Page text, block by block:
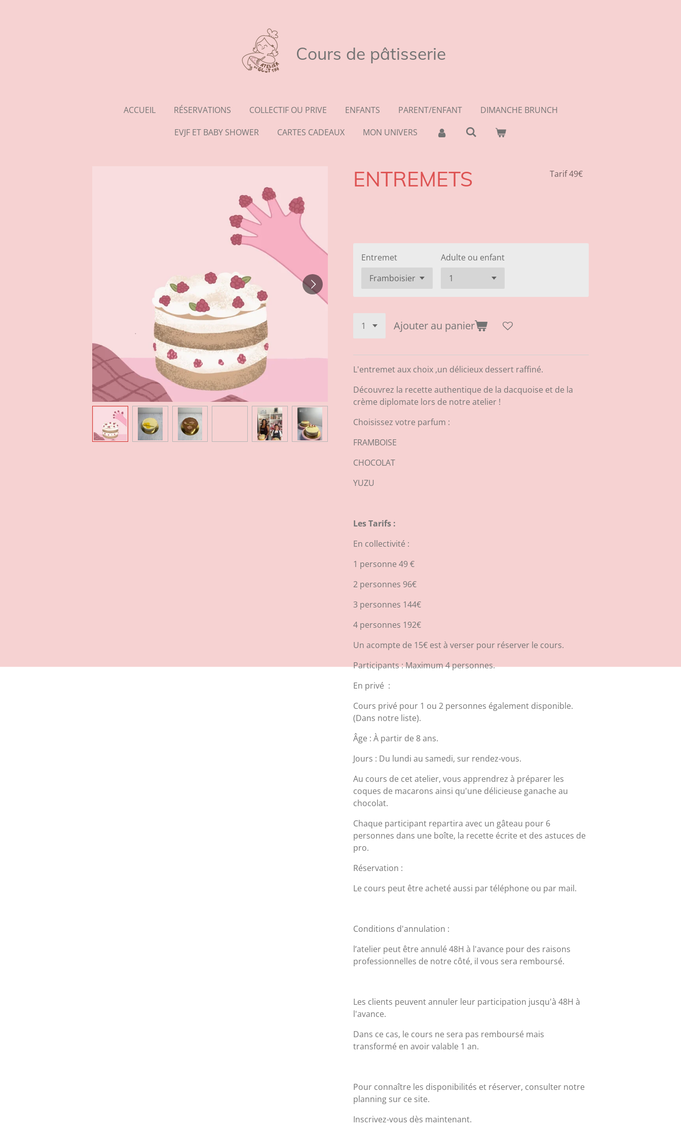
Cours de pâtisserie
ACCUEIL RÉSERVATIONS COLLECTIF OU PRIVE ENFANTS PARENT/ENFANT
DIMANCHE BRUNCH
EVJF ET BABY SHOWER
CARTES CADEAUX MON UNIVERS
ENTREMETS Tarif 49€
Entremet Adulte ou enfant
Ajouter au panier
L'entremet aux choix ,un délicieux dessert raffiné.
Découvrez la recette authentique de la dacquoise et de la
crème diplomate lors de notre atelier !
Choisissez votre parfum :
FRAMBOISE
CHOCOLAT
YUZU
Les Tarifs :
En collectivité :
1 personne 49 €
2 personnes 96€
3 personnes 144€
4 personnes 192€
Un acompte de 15€ est à verser pour réserver le cours.
Participants : Maximum 4 personnes.
En privé :
Cours privé pour 1 ou 2 personnes également disponible.
(Dans notre liste).
Âge : À partir de 8 ans.
Jours : Du lundi au samedi, sur rendez-vous.
Au cours de cet atelier, vous apprendrez à préparer les
coques de macarons ainsi qu'une délicieuse ganache au
chocolat.
Chaque participant repartira avec un gâteau pour 6
personnes dans une boîte, la recette écrite et des astuces de
pro.
Réservation :
Le cours peut être acheté aussi par téléphone ou par mail.
Conditions d'annulation :
l’atelier peut être annulé 48H à l'avance pour des raisons
professionnelles de notre côté, il vous sera remboursé.
Les clients peuvent annuler leur participation jusqu'à 48H à
l'avance.
Dans ce cas, le cours ne sera pas remboursé mais
transformé en avoir valable 1 an.
Pour connaître les disponibilités et réserver, consulter notre
planning sur ce site.
Inscrivez-vous dès maintenant.